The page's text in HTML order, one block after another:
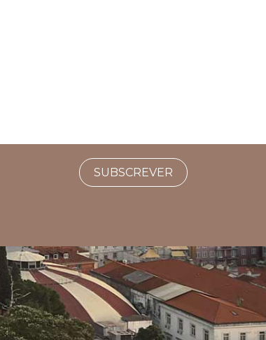
SUBSCREVER